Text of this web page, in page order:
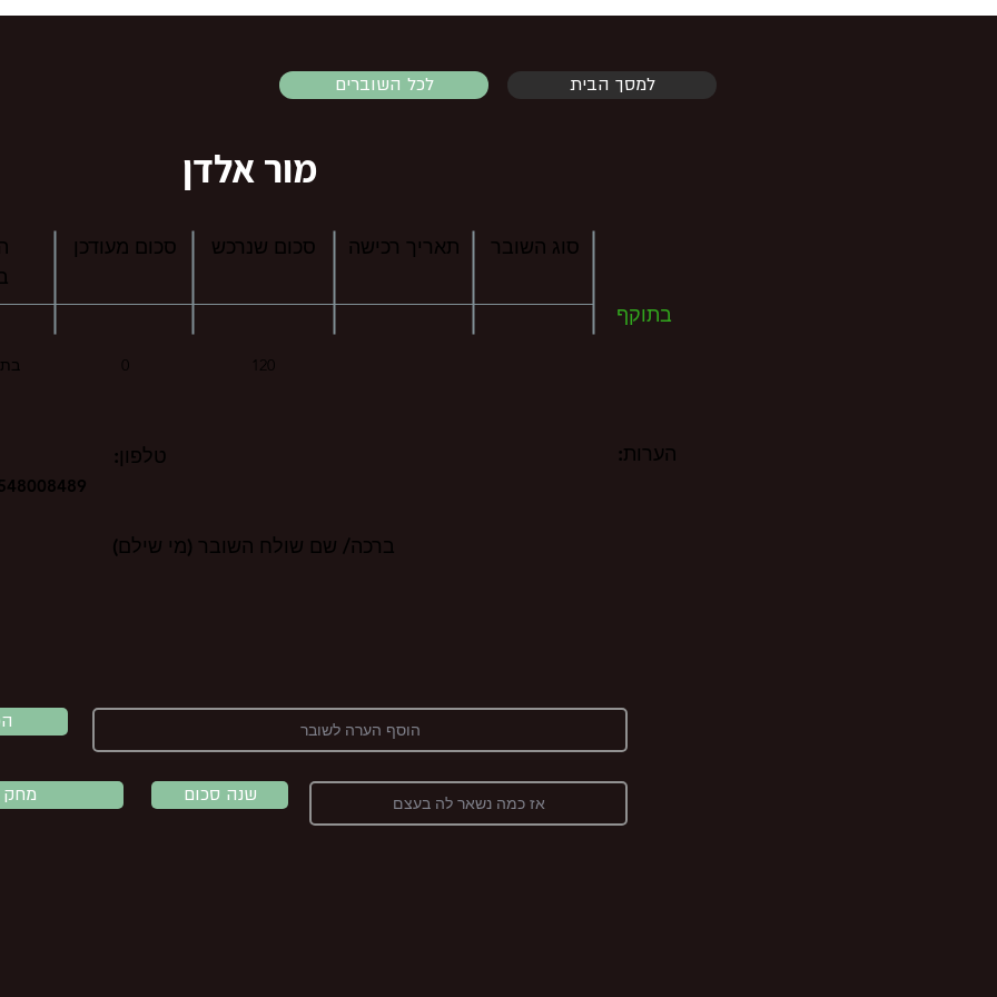
לכל השוברים למסך הבית
מור אלדן
סכום מעודכן סכום שנרכש תאריך רכישה סוג השובר
בתאריך 0 120
בתוקף
טלפון: הערות:
ברכה/ שם שולח השובר (מי שילם)
מחק שנה סכום